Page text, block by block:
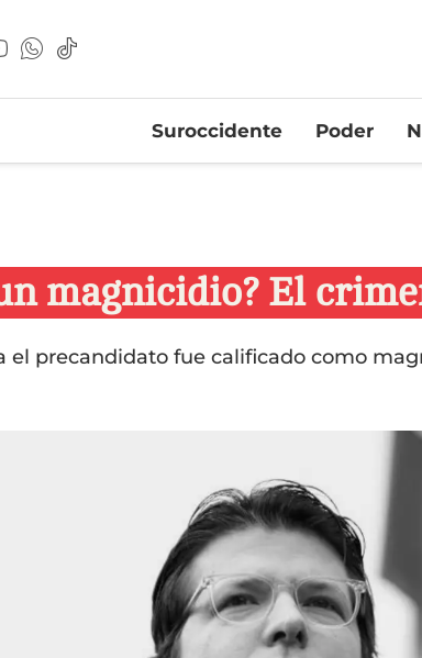
Suroccidente Poder
magnicidio? El
el precandidato fue calificado como